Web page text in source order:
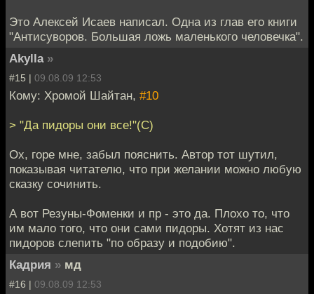
Это Алексей Исаев написал. Одна из глав его книги
"Антисуворов. Большая ложь маленького человечка".
Akylla »
#15 | 09.08.09 12:53
Кому: Хромой Шайтан, #10
> "Да пидоры они все!"(C)
Ох, горе мне, забыл пояснить. Автор тот шутил,
показывая читателю, что при желании можно любую
сказку сочинить.
А вот Резуны-Фоменки и пр - это да. Плохо то, что
им мало того, что они сами пидоры. Хотят из нас
пидоров слепить "по образу и подобию".
Кадрия » мд
#16 | 09.08.09 12:53